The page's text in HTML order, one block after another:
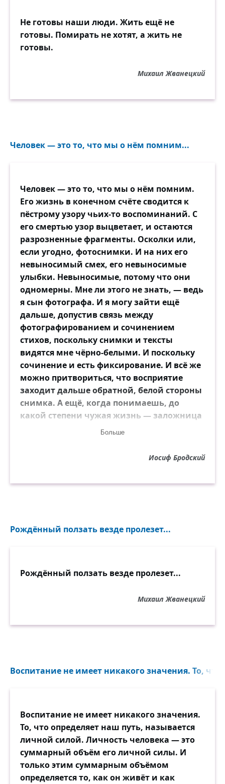
Не готовы наши люди. Жить ещё не
готовы. Помирать не хотят, а жить не
готовы.
Михаил Жванецкий
Человек — это то, что мы о нём помним...
Человек — это то, что мы о нём помним.
Его жизнь в конечном счёте сводится к
пёстрому узору чьих-то воспоминаний. С
его смертью узор выцветает, и остаются
разрозненные фрагменты. Осколки или,
если угодно, фотоснимки. И на них его
невыносимый смех, его невыносимые
улыбки. Невыносимые, потому что они
одномерны. Мне ли этого не знать, — ведь
я сын фотографа. И я могу зайти ещё
дальше, допустив связь между
фотографированием и сочинением
стихов, поскольку снимки и тексты
видятся мне чёрно-белыми. И поскольку
сочинение и есть фиксирование. И всё же
можно притвориться, что восприятие
заходит дальше обратной, белой стороны
снимка. А ещё, когда понимаешь, до
какой степени чужая жизнь — заложница
твоей памяти, хочется отпрянуть от
Больше
Иосиф Бродский
Рождённый ползать везде пролезет...
Рождённый ползать везде пролезет...
Михаил Жванецкий
Воспитание не имеет никакого значения. То, что
Воспитание не имеет никакого значения.
То, что определяет наш путь, называется
личной силой. Личность человека — это
суммарный объём его личной силы. И
только этим суммарным объёмом
определяется то, как он живёт и как